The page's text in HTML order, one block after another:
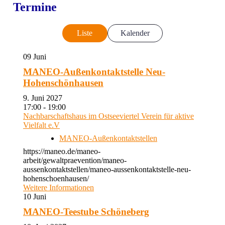
Termine
Liste Kalender
09 Juni
MANEO-Außenkontaktstelle Neu-
Hohenschönhausen
9. Juni 2027
17:00 - 19:00
Nachbarschaftshaus im Ostseeviertel Verein für aktive
Vielfalt e.V
MANEO-Außenkontaktstellen
https://maneo.de/maneo-
arbeit/gewaltpraevention/maneo-
aussenkontaktstellen/maneo-aussenkontaktstelle-neu-
hohenschoenhausen/
Weitere Informationen
10 Juni
MANEO-Teestube Schöneberg